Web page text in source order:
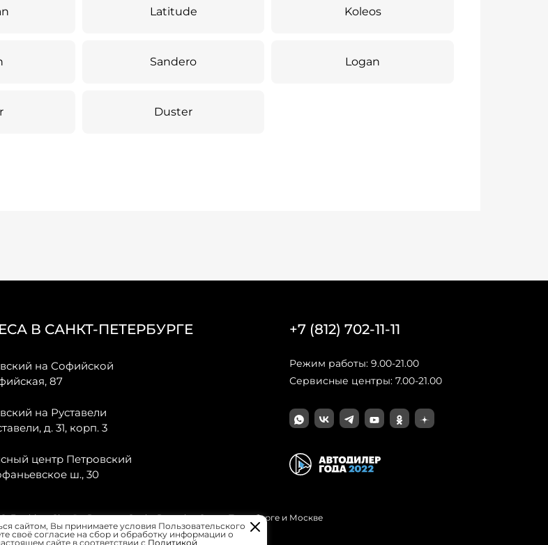
Latitude Koleos
Sandero Logan
Duster
В САНКТ-ПЕТЕРБУРГЕ
на Софийской
87
на Руставели
д. 31, корп. 3
центр Петровский
ш., 30
+7 (812) 702-11-11
Режим работы: 9.00-21.00
Сервисные центры: 7.00-21.00
Forthing, Citroёn, Peugeot, Opel и Renault в Санкт-Петербурге и Москве
сайтом, Вы принимаете условия Пользовательского
своё согласие на сбор и обработку информации о
сайте в соответствии с Политикой